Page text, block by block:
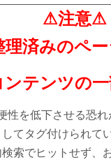
⚠注意⚠
理済みのペ
テンツの一
性を低下させる恐
してタグ付けられて
索でヒットせず、